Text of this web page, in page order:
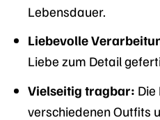
Lebensdauer.
Liebevolle
Liebe zum Detail
Vielseitig tragbar:
verschiedenen Outfits